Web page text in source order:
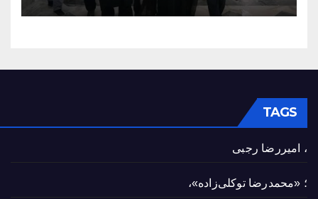
TAGS
، امیررضا رجبی
؛ «محمدرضا توکلی‌زاده»،